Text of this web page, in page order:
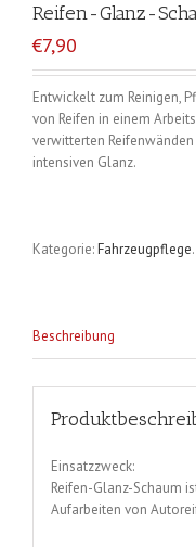
Reifen-Glanz-
€7,90
Entwickelt zum Reinigen,
von Reifen in einem
verwitterten
intensiven Glanz.
Kategorie:Fahrzeugpflege.
Beschreibung
Einsatzzweck:
Reifen-Glanz-Schaum
Aufarbeiten von